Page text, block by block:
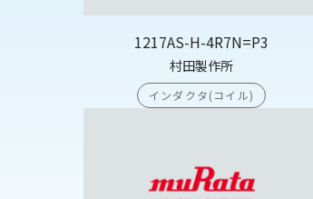
1217AS-H-4R7N=P3
村田製作所
インダクタ(コイル)